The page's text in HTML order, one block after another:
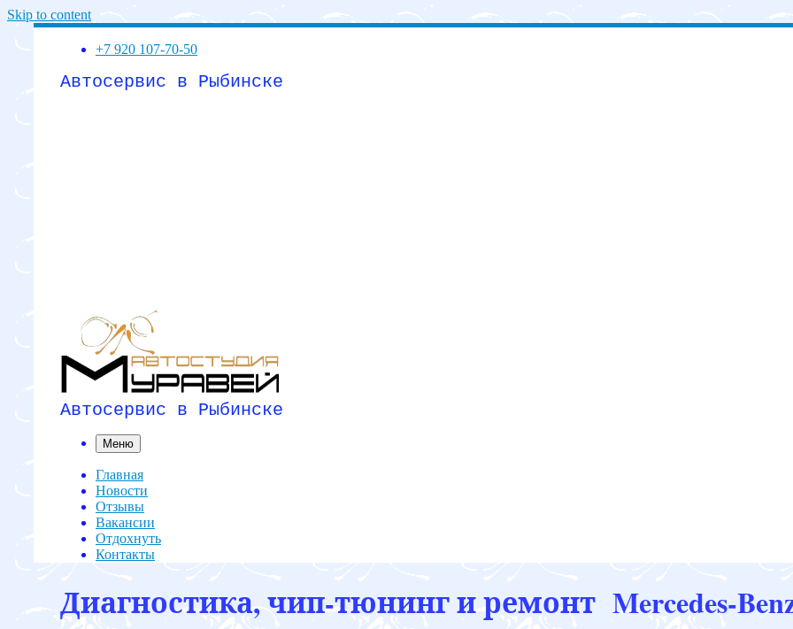
Skip to content
+7 920 107-70-50
Автосервис в Рыбинске
Автосервис в Рыбинске
Меню
Главная
Новости
Отзывы
Вакансии
Отдохнуть
Контакты
Диагностика, чип-тюнинг и ремонт Mercedes-